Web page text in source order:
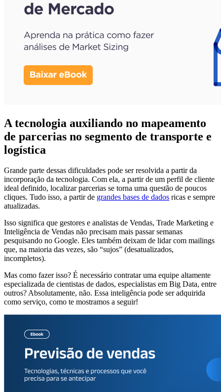
A tecnologia auxiliando no mapeamento
de parcerias no segmento de transporte e
logística
Grande parte dessas dificuldades pode ser resolvida a partir da
incorporação da tecnologia. Com ela, a partir de um perfil de cliente
ideal definido, localizar parcerias se torna uma questão de poucos
cliques. Tudo isso, a partir de grandes bases de dados ricas e sempre
atualizadas.
Isso significa que gestores e analistas de Vendas, Trade Marketing e
Inteligência de Vendas não precisam mais passar semanas
pesquisando no Google. Eles também deixam de lidar com mailings
que, na maioria das vezes, são “sujos” (desatualizados,
incompletos).
Mas como fazer isso? É necessário contratar uma equipe altamente
especializada de cientistas de dados, especialistas em Big Data, entre
outros? Absolutamente, não. Essa inteligência pode ser adquirida
como serviço, como te mostramos a seguir!